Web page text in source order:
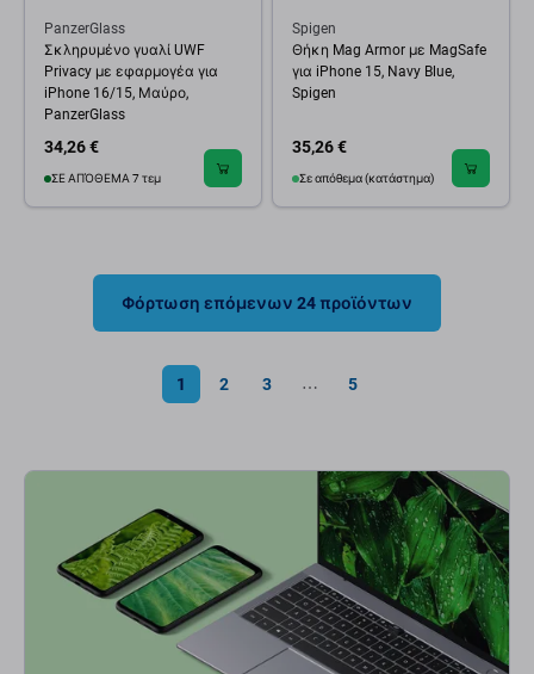
PanzerGlass
Σκληρυμένο γυαλί UWF
Privacy με εφαρμογέα για
iPhone 16/15, Μαύρο,
PanzerGlass
34,26 €
ΣΕ ΑΠΌΘΕΜΑ 7 τεμ
Spigen
Θήκη Mag Armor με MagSafe
για iPhone 15, Navy Blue,
Spigen
35,26 €
Σε απόθεμα (κατάστημα)
Φόρτωση επόμενων 24 προϊόντων
1 2 3 ⋯ 5